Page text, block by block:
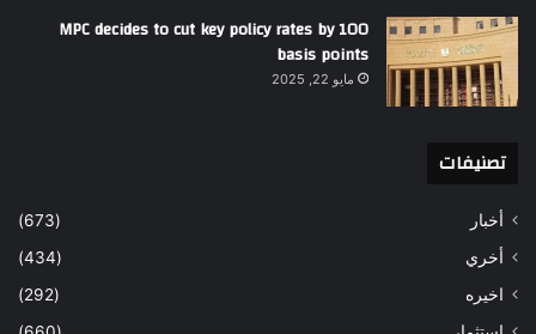
MPC decides to cut key policy rates by 100
basis points
مايو 22, 2025
تصنيفات
أخبار
(673)
أخري
(434)
اخيره
(292)